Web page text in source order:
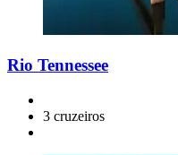
Rio Tennessee
3 cruzeiros